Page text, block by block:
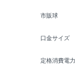
市販球
口金サイズ
定格消費電力